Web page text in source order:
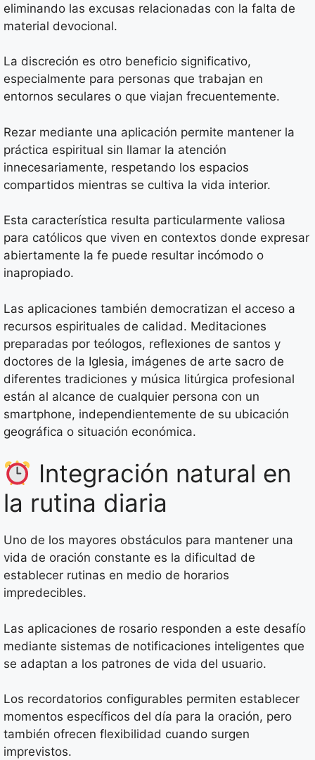
eliminando las excusas relacionadas con la falta de
material devocional.
La discreción es otro beneficio significativo,
especialmente para personas que trabajan en
entornos seculares o que viajan frecuentemente.
Rezar mediante una aplicación permite mantener la
práctica espiritual sin llamar la atención
innecesariamente, respetando los espacios
compartidos mientras se cultiva la vida interior.
Esta característica resulta particularmente valiosa
para católicos que viven en contextos donde expresar
abiertamente la fe puede resultar incómodo o
inapropiado.
Las aplicaciones también democratizan el acceso a
recursos espirituales de calidad. Meditaciones
preparadas por teólogos, reflexiones de santos y
doctores de la Iglesia, imágenes de arte sacro de
diferentes tradiciones y música litúrgica profesional
están al alcance de cualquier persona con un
smartphone, independientemente de su ubicación
geográfica o situación económica.
Integración natural en
la rutina diaria
Uno de los mayores obstáculos para mantener una
vida de oración constante es la dificultad de
establecer rutinas en medio de horarios
impredecibles.
Las aplicaciones de rosario responden a este desafío
mediante sistemas de notificaciones inteligentes que
se adaptan a los patrones de vida del usuario.
Los recordatorios configurables permiten establecer
momentos específicos del día para la oración, pero
también ofrecen flexibilidad cuando surgen
imprevistos.